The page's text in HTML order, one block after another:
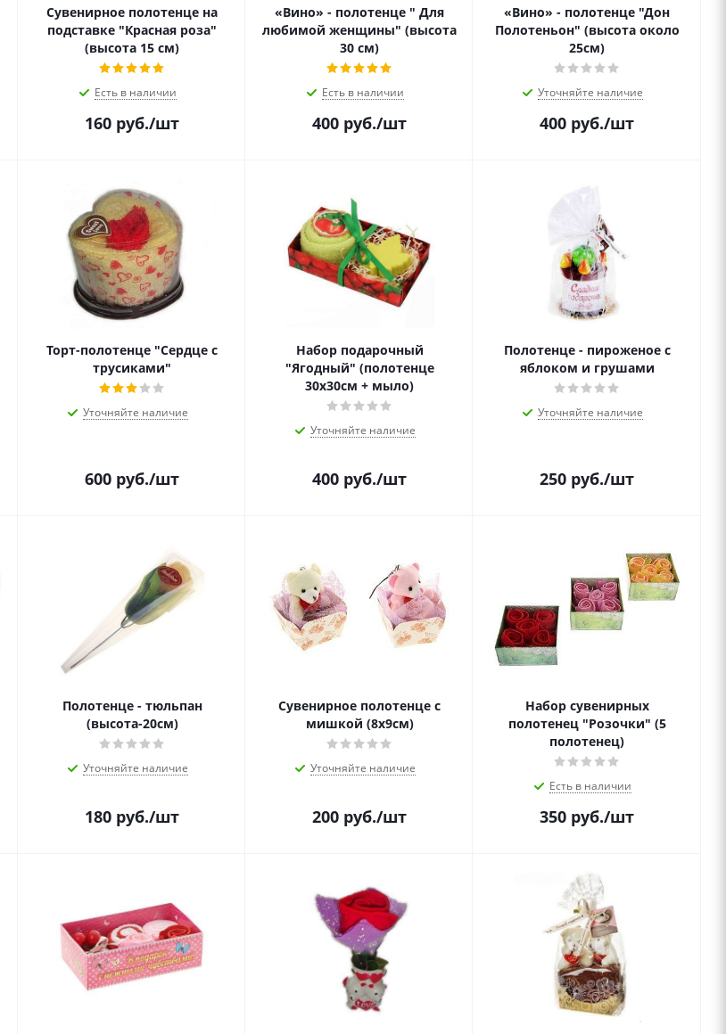
Сувенирное полотенце на
подставке "Красная роза"
(высота 15 см)
Есть в наличии
160 руб./шт
«Вино» - полотенце " Для
любимой женщины" (высота
30 см)
Есть в наличии
400 руб./шт
«Вино» - полотенце "Дон
Полотеньон" (высота около
25см)
Уточняйте наличие
400 руб./шт
Торт-полотенце "Сердце с
трусиками"
Уточняйте наличие
600 руб./шт
Набор подарочный
"Ягодный" (полотенце
30х30см + мыло)
Уточняйте наличие
400 руб./шт
Полотенце - пироженое с
яблоком и грушами
Уточняйте наличие
250 руб./шт
Полотенце - тюльпан
(высота-20см)
Уточняйте наличие
180 руб./шт
Сувенирное полотенце с
мишкой (8х9см)
Уточняйте наличие
200 руб./шт
Набор сувенирных
полотенец "Розочки" (5
полотенец)
Есть в наличии
350 руб./шт